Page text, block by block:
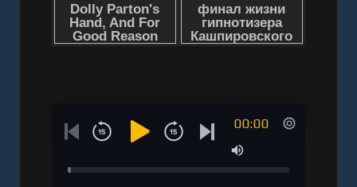
00:00